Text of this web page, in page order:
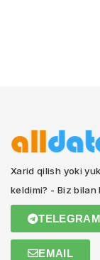
Xarid qilish yoki
keldimi? - Biz
TELEGRAM
EMAIL